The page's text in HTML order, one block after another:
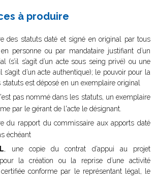
à produire
des statuts daté et signé en original par tous
personne ou par mandataire justifiant d’un
(s’il s’agit d’un acte sous seing privé) ou une
s’agit d’un acte authentique); le pouvoir pour la
est déposé en un exemplaire original
pas nommé dans les statuts, un exemplaire
par le gérant de l'acte le désignant.
du rapport du commissaire aux apports daté
échéant
, une copie du contrat d’appui au projet
pour la création ou la reprise d’une activité
conforme par le représentant légal, le